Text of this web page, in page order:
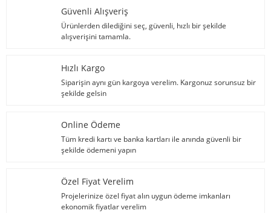
Güvenli Alışveriş
Ürünlerden dilediğini seç, güvenli, hızlı bir şekilde
alışverişini tamamla.
Hızlı Kargo
Siparişin aynı gün kargoya verelim. Kargonuz sorunsuz bir
şekilde gelsin
Online Ödeme
Tüm kredi kartı ve banka kartları ile anında güvenli bir
şekilde ödemeni yapın
Özel Fiyat Verelim
Projelerinize özel fiyat alın uygun ödeme imkanları
ekonomik fiyatlar verelim